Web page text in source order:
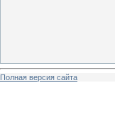
Полная версия сайта